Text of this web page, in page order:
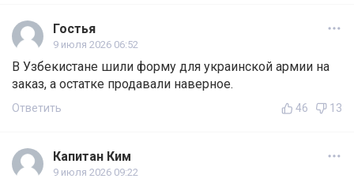
Гостья
9 июля 2026 06:52
В Узбекистане шили форму для украинской армии на
заказ, а остатке продавали наверное.
Ответить 46 13
Капитан Ким
9 июля 2026 09:22